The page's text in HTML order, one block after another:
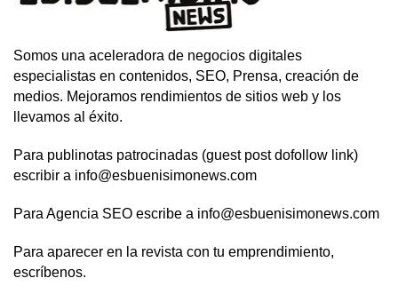
Somos una aceleradora de negocios digitales
especialistas en contenidos, SEO, Prensa, creación de
medios. Mejoramos rendimientos de sitios web y los
llevamos al éxito.
Para publinotas patrocinadas (guest post dofollow link)
escribir a info@esbuenisimonews.com
Para Agencia SEO escribe a info@esbuenisimonews.com
Para aparecer en la revista con tu emprendimiento,
escríbenos.